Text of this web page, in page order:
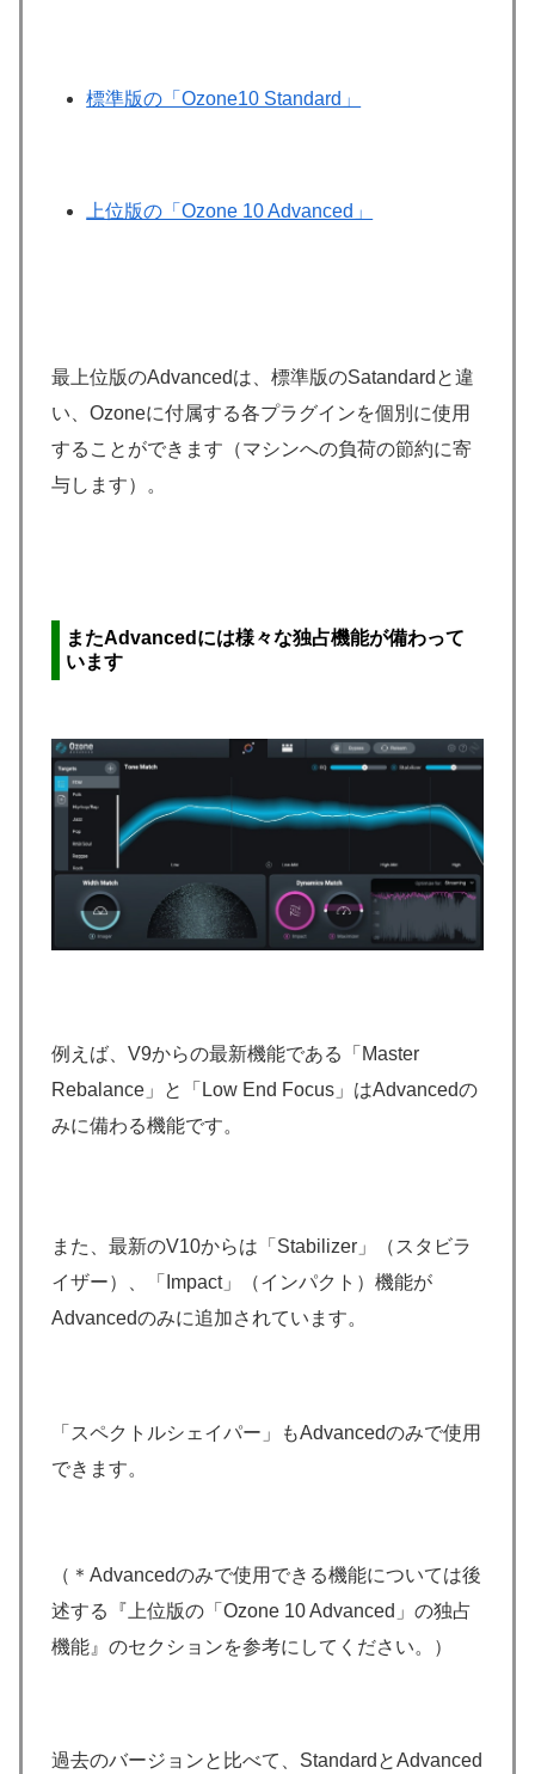
標準版の「Ozone10 Standard」
上位版の「Ozone 10 Advanced」
最上位版のAdvancedは、標準版のSatandardと違
い、Ozoneに付属する各プラグインを個別に使用
することができます（マシンへの負荷の節約に寄
与します）。
またAdvancedには様々な独占機能が備わって
います
例えば、V9からの最新機能である「Master
Rebalance」と「Low End Focus」はAdvancedの
みに備わる機能です。
また、最新のV10からは「Stabilizer」（スタビラ
イザー）、「Impact」（インパクト）機能が
Advancedのみに追加されています。
「スペクトルシェイパー」もAdvancedのみで使用
できます。
（＊Advancedのみで使用できる機能については後
述する『上位版の「Ozone 10 Advanced」の独占
機能』のセクションを参考にしてください。）
過去のバージョンと比べて、StandardとAdvanced